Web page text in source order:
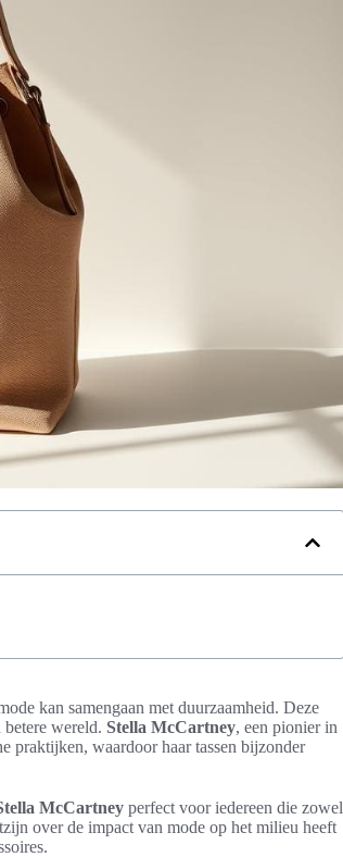
kan samengaan met duurzaamheid. Deze
wereld. Stella McCartney, een pionier in
praktijken, waardoor haar tassen bijzonder
McCartney perfect voor iedereen die zowel
over de impact van mode op het milieu heeft